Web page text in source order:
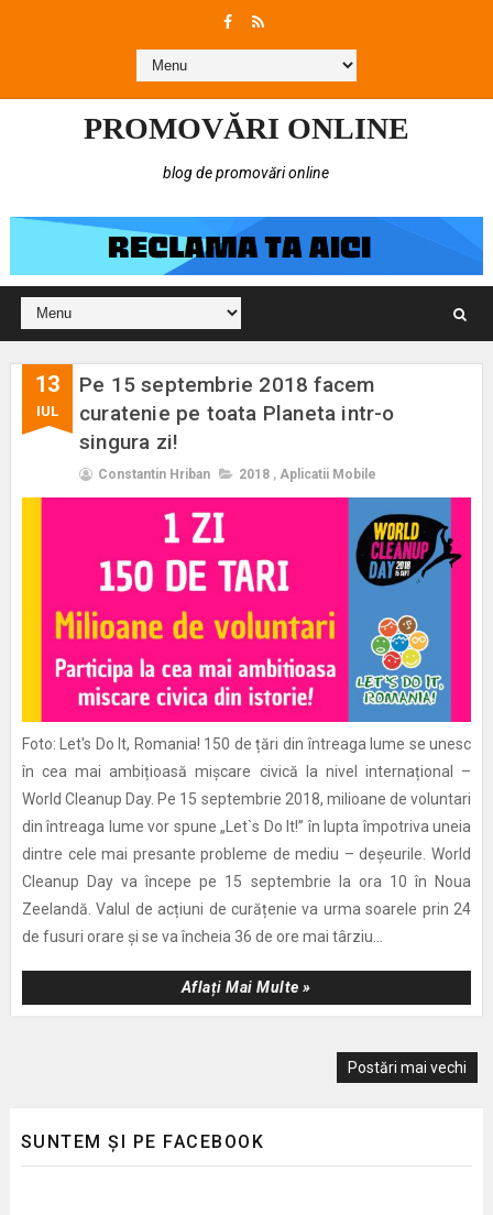
PROMOVĂRI ONLINE
blog de promovări online
13
IUL
Pe 15 septembrie 2018 facem
curatenie pe toata Planeta intr-o
singura zi!
Constantin Hriban 2018 , Aplicatii Mobile
Foto: Let's Do It, Romania! 150 de țări din întreaga lume se unesc
în cea mai ambițioasă mișcare civică la nivel internațional –
World Cleanup Day. Pe 15 septembrie 2018, milioane de voluntari
din întreaga lume vor spune „Let`s Do It!” în lupta împotriva uneia
dintre cele mai presante probleme de mediu – deșeurile. World
Cleanup Day va începe pe 15 septembrie la ora 10 în Noua
Zeelandă. Valul de acțiuni de curățenie va urma soarele prin 24
de fusuri orare și se va încheia 36 de ore mai târziu...
Aflați Mai Multe »
Postări mai vechi
SUNTEM ȘI PE FACEBOOK